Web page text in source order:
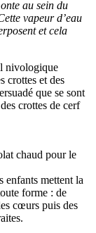
au sein du
vapeur d’eau
et cela
nivologique
crottes et des
que se sont
crottes de cerf
chaud pour le
enfants mettent la
forme : de
cœurs puis des